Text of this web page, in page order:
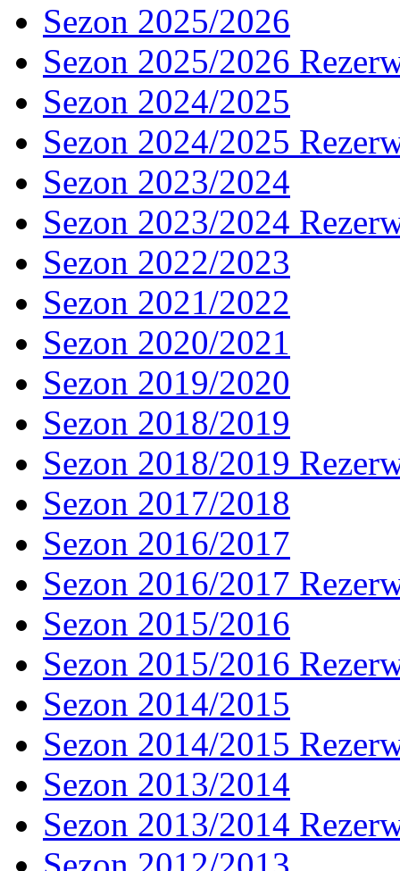
Sezon 2025/2026
Sezon 2025/2026
Sezon 2024/2025
Sezon 2024/2025
Sezon 2023/2024
Sezon 2023/2024
Sezon 2022/2023
Sezon 2021/2022
Sezon 2020/2021
Sezon 2019/2020
Sezon 2018/2019
Sezon 2018/2019
Sezon 2017/2018
Sezon 2016/2017
Sezon 2016/2017
Sezon 2015/2016
Sezon 2015/2016
Sezon 2014/2015
Sezon 2014/2015
Sezon 2013/2014
Sezon 2013/2014